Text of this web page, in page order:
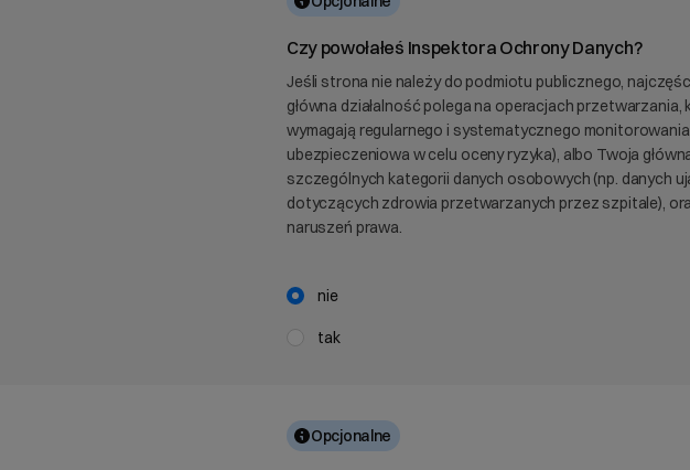
Czy powołałeś Inspektora Ochrony Danych?
Jeśli strona nie należy do podmiotu publicznego,
główna działalność polega na operacjach
wymagają regularnego i systematycznego
ubezpieczeniowa w celu oceny ryzyka), albo Twoja
szczególnych kategorii danych osobowych (np. danych
dotyczących zdrowia przetwarzanych przez szpitale),
naruszeń prawa.
nie
tak
Opcjonalne